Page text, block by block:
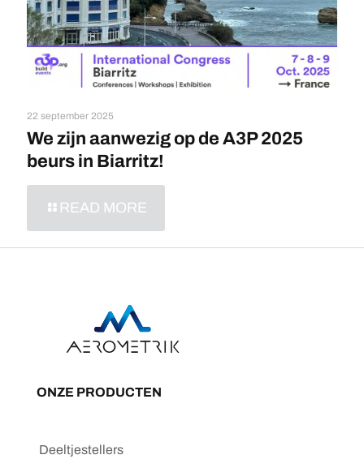
22 september 2025
We zijn aanwezig op de A3P 2025
beurs in Biarritz!
READ MORE
ONZE PRODUCTEN
Deeltjestellers